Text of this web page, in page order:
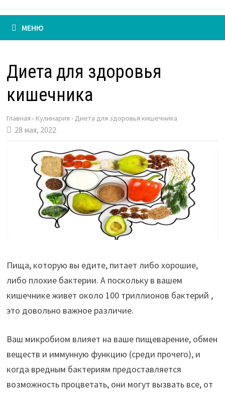
МЕНЮ
Диета для здоровья
кишечника
Главная › Кулинария › Диета для здоровья кишечника
28 мая, 2022
Пища, которую вы едите, питает либо хорошие,
либо плохие бактерии. А поскольку в вашем
кишечнике живет около 100 триллионов бактерий ,
это довольно важное различие.
Ваш микробиом влияет на ваше пищеварение, обмен
веществ и иммунную функцию (среди прочего), и
когда вредным бактериям предоставляется
возможность процветать, они могут вызвать все, от